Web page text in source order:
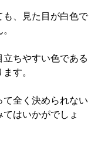
も、見た目が白色で
ちやすい色である
す。
て全く決められない
はいかがでしょ